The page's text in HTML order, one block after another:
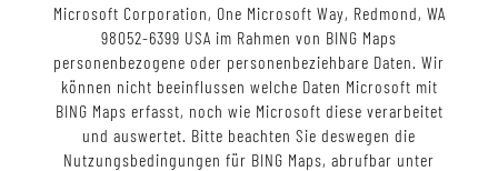
Microsoft Corporation, One Microsoft Way, Redmond, WA
98052-6399 USA im Rahmen von BING Maps
personenbezogene oder personenbeziehbare Daten. Wir
können nicht beeinflussen welche Daten Microsoft mit
BING Maps erfasst, noch wie Microsoft diese verarbeitet
und auswertet. Bitte beachten Sie deswegen die
Nutzungsbedingungen für BING Maps, abrufbar unter